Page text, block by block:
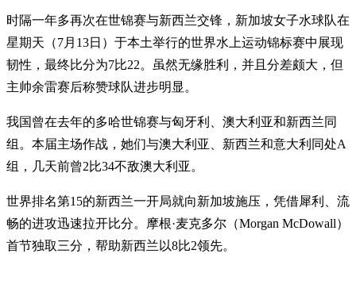
时隔一年多再次在世锦赛与新西兰交锋，新加坡女子水球队在
星期天（7月13日）于本土举行的世界水上运动锦标赛中展现
韧性，最终比分为7比22。虽然无缘胜利，并且分差颇大，但
主帅余雷赛后称赞球队进步明显。
我国曾在去年的多哈世锦赛与匈牙利、澳大利亚和新西兰同
组。本届主场作战，她们与澳大利亚、新西兰和意大利同处A
组，几天前曾2比34不敌澳大利亚。
世界排名第15的新西兰一开局就向新加坡施压，凭借犀利、流
畅的进攻迅速拉开比分。摩根·麦克多尔（Morgan McDowall）
首节独取三分，帮助新西兰以8比2领先。